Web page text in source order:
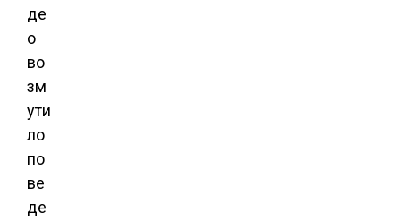
де
о
во
зм
ути
ло
по
ве
де